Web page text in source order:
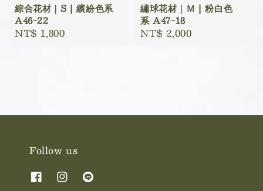
綜合花材｜S | 繽紛色系
A46-22
Regular
NT$ 1,800
繡球花材｜Ｍ | 粉白色
系 A47-18
Regular
NT$ 2,000
Follow us